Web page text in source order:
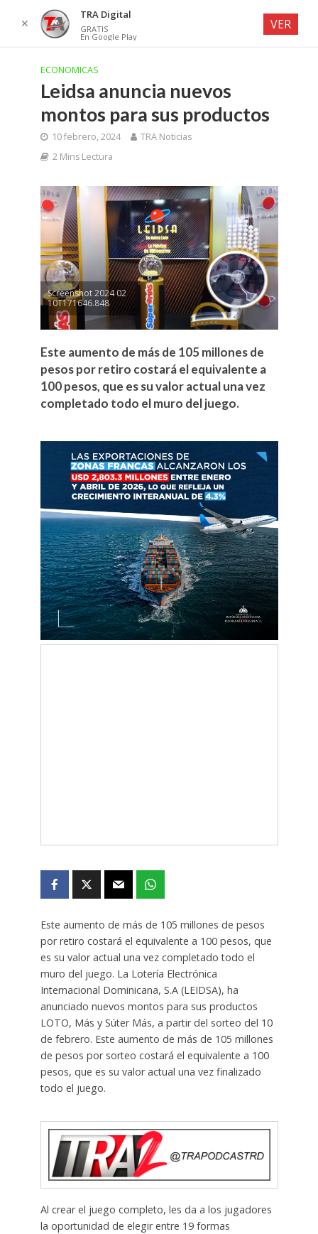
ECONOMICAS
Leidsa anuncia nuevos
montos para sus productos
10 febrero, 2024
TRA Noticias
2 Mins Lectura
Screenshot 2024 02
10T171646.848
Este aumento de más de 105 millones de
pesos por retiro costará el equivalente a
100 pesos, que es su valor actual una vez
completado todo el muro del juego.
Este aumento de más de 105 millones de pesos
por retiro costará el equivalente a 100 pesos, que
es su valor actual una vez completado todo el
muro del juego. La Lotería Electrónica
Internacional Dominicana, S.A (LEIDSA), ha
anunciado nuevos montos para sus productos
LOTO, Más y Súter Más, a partir del sorteo del 10
de febrero. Este aumento de más de 105 millones
de pesos por sorteo costará el equivalente a 100
pesos, que es su valor actual una vez finalizado
todo el juego.
Al crear el juego completo, les da a los jugadores
la oportunidad de elegir entre 19 formas
✕
TRA Digital
GRATIS
En Google Play
VER